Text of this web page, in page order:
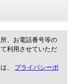
、お電話番号等の
利用させていただ
、 プライバシーポ